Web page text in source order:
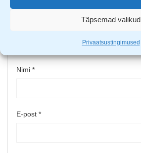
Täpsemad valikud
Privaatsustingimused
Nimi *
E-post *